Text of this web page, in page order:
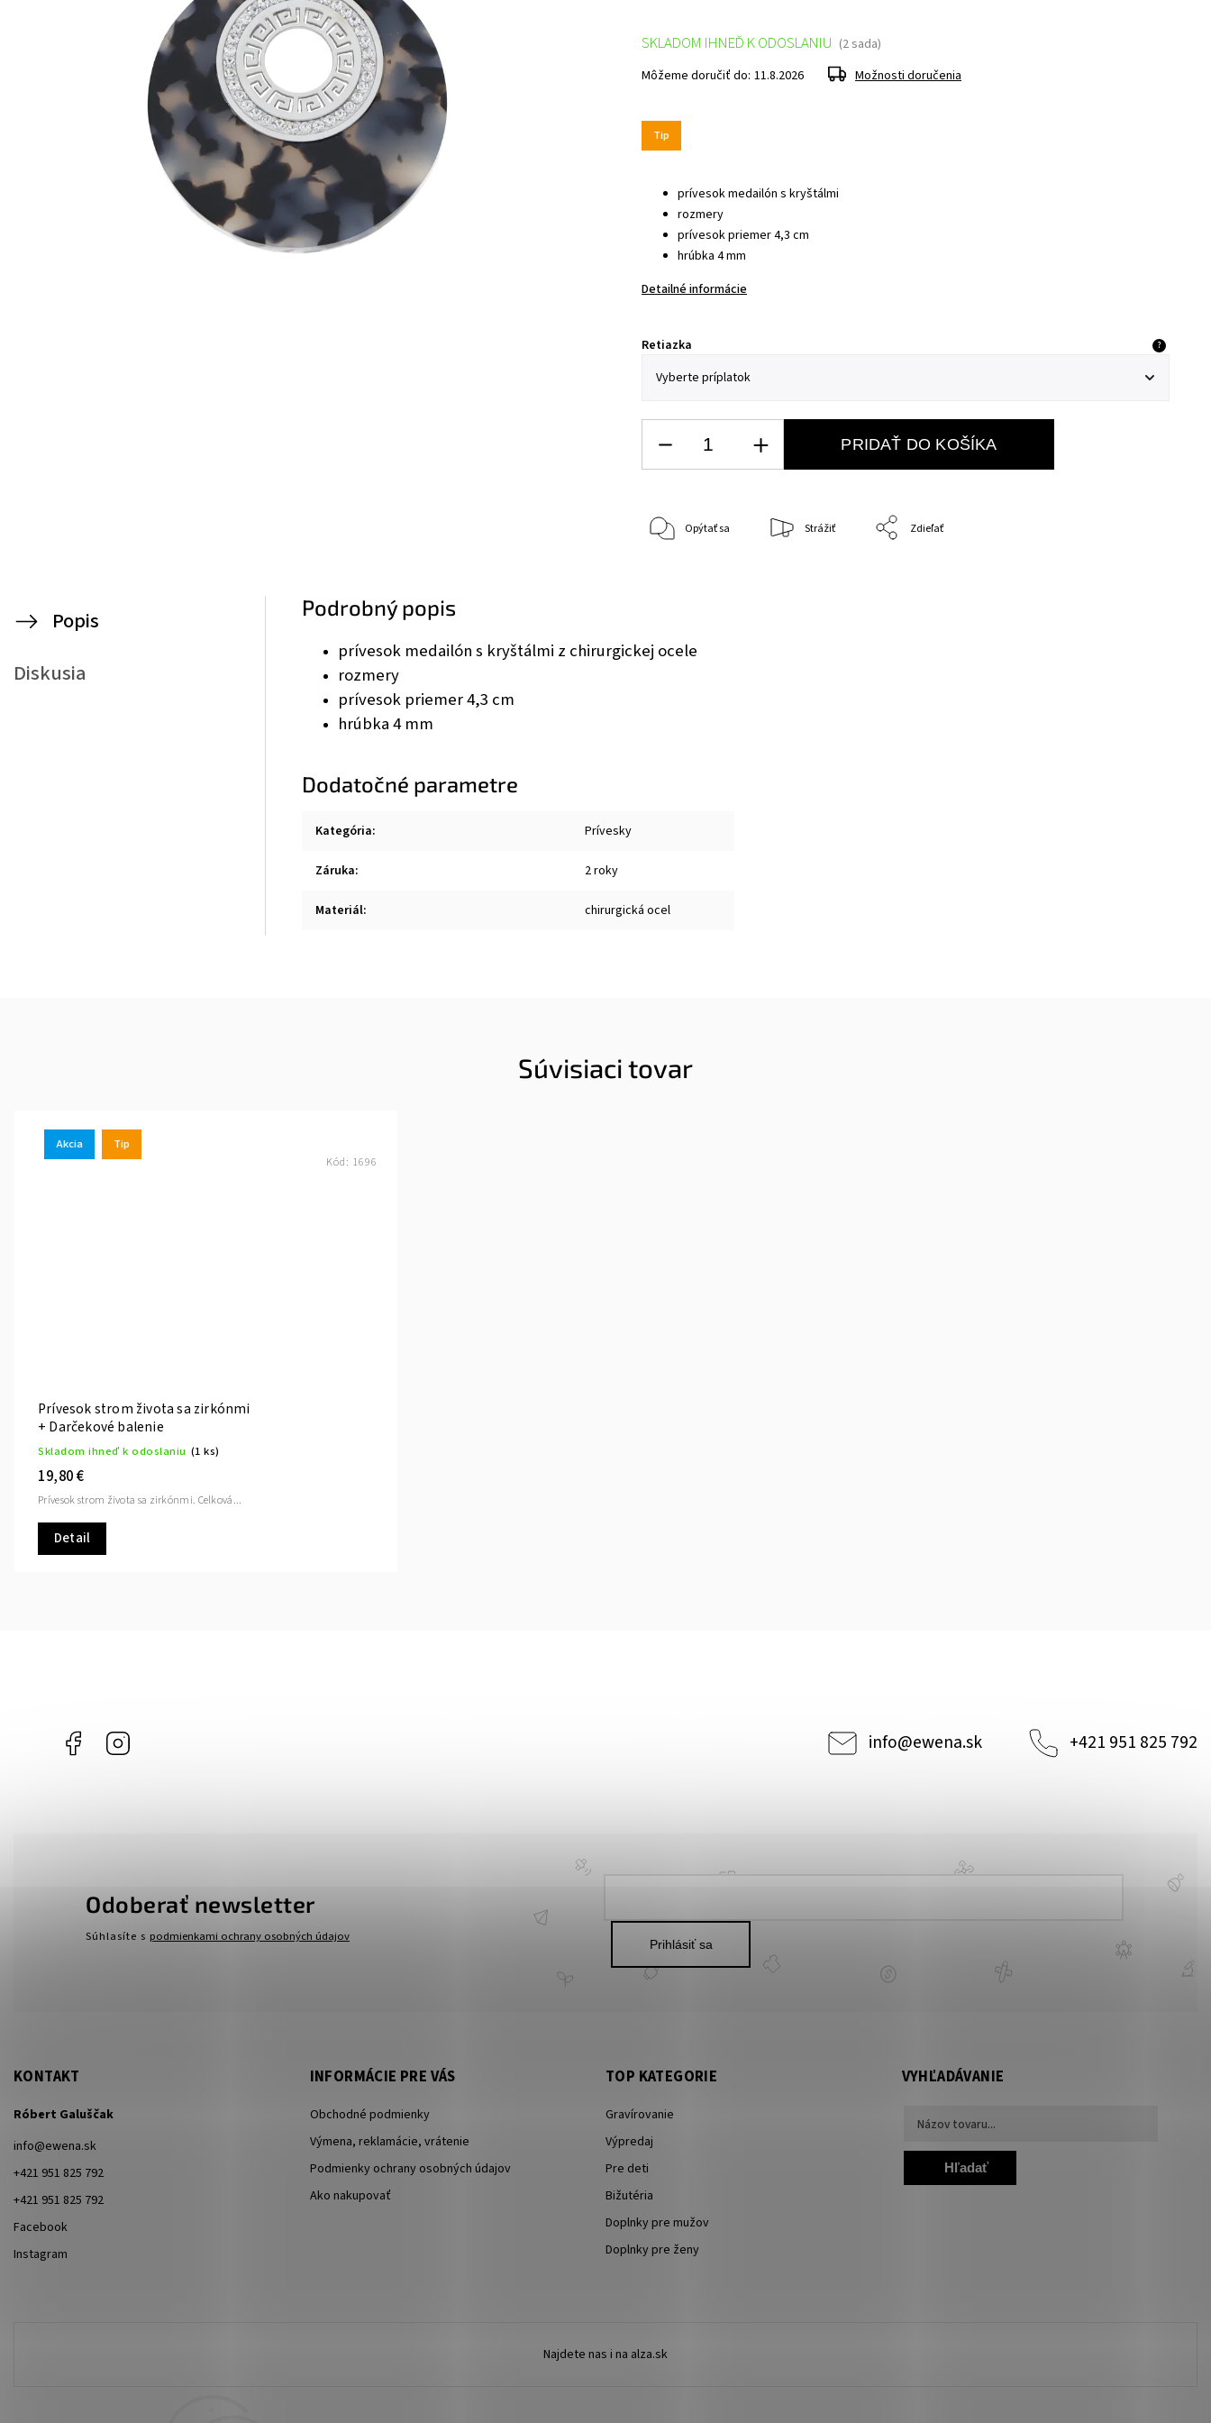
Tip
prívesok medailón s kryštálmi
rozmery
prívesok priemer 4,3 cm
hrúbka 4 mm
Detailné informácie
Retiazka ?
SKLADOM IHNEĎ K ODOSLANIU (2 sada)
Môžeme doručiť do: 11.8.2026 Možnosti doručenia
PRIDAŤ DO KOŠÍKA
Opýtať sa Strážiť Zdieľať
Popis
Diskusia
Podrobný popis
prívesok medailón s kryštálmi z chirurgickej ocele
rozmery
prívesok priemer 4,3 cm
hrúbka 4 mm
Dodatočné parametre
Kategória: Prívesky
Záruka: 2 roky
Materiál: chirurgická ocel
Súvisiaci tovar
Akcia Tip
Prívesok strom života sa zirkónmi
+ Darčekové balenie
Skladom ihneď k odoslaniu (1 ks)
19,80 €
Detail
Prívesok strom života sa zirkónmi. Celková...
Kód: 1696
Facebook info@ewena.sk +421 951 825 792
Odoberať newsletter
Súhlasíte s podmienkami ochrany osobných údajov
Prihlásiť sa
KONTAKT
Róbert Galuščak
info@ewena.sk
+421 951 825 792
+421 951 825 792
Facebook
Instagram
INFORMÁCIE PRE VÁS
Obchodné podmienky
Výmena, reklamácie, vrátenie
Podmienky ochrany osobných údajov
Ako nakupovať
TOP KATEGORIE
Gravírovanie
Výpredaj
Pre deti
Bižutéria
Doplnky pre mužov
Doplnky pre ženy
VYHĽADÁVANIE
Hľadať
Najdete nas i na alza.sk